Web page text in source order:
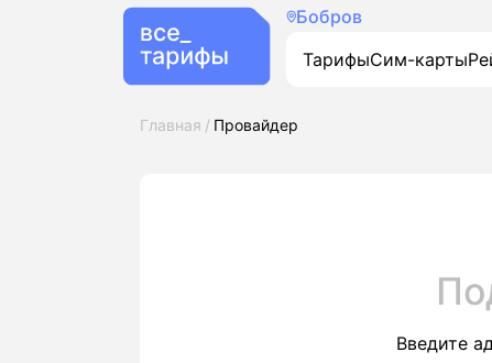
Бобров
ТарифыСим-карты
Главная Провайдер
Введите